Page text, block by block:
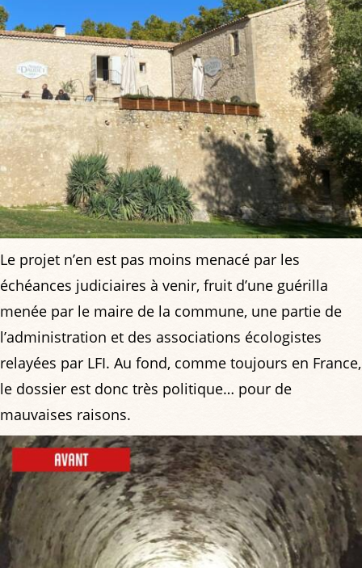
Le projet n’en est pas moins menacé par les
échéances judiciaires à venir, fruit d’une guérilla
menée par le maire de la commune, une partie de
l’administration et des associations écologistes
relayées par LFI. Au fond, comme toujours en France,
le dossier est donc très politique… pour de
mauvaises raisons.